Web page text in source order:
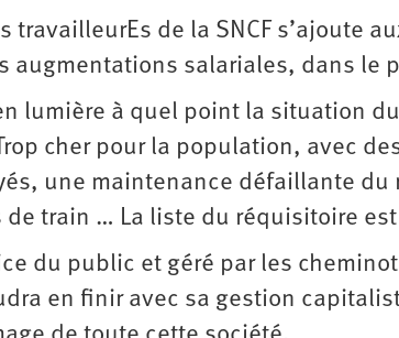
travailleurEs de la SNCF s’ajoute
augmentations salariales, dans le
lumière à quel point la situation
cher pour la population, avec
une maintenance défaillante du
train … La liste du réquisitoire
du public et géré par les
en finir avec sa gestion